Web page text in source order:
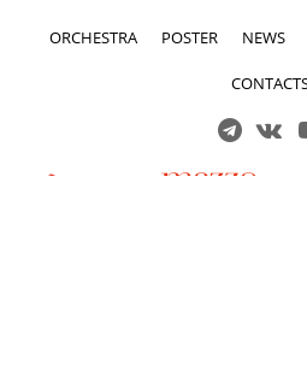
ORCHESTRA POSTER NEWS